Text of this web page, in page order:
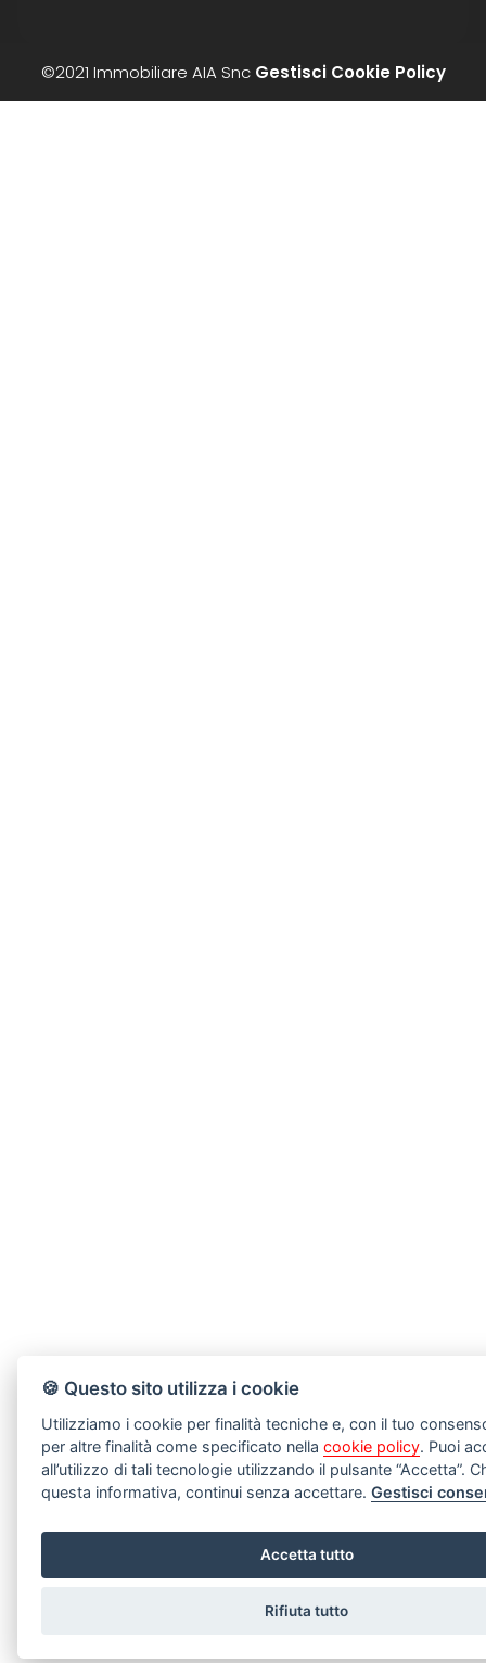
©2021 Immobiliare AIA Snc Gestisci Cookie Policy
🍪 Questo sito utilizza i cookie
Utilizziamo i cookie per finalità tecniche e, con il tuo
per altre finalità come specificato nellacookie policy. Puoi
all’utilizzo di tali tecnologie utilizzando il pulsante “Accetta”.
questa informativa, continui senza accettare.Gestisci
Accetta tutto
Rifiuta tutto